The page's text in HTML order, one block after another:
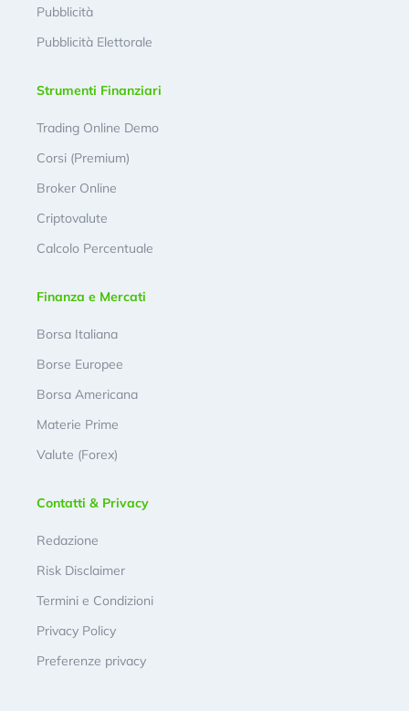
Pubblicità
Pubblicità Elettorale
Strumenti Finanziari
Trading Online Demo
Corsi (Premium)
Broker Online
Criptovalute
Calcolo Percentuale
Finanza e Mercati
Borsa Italiana
Borse Europee
Borsa Americana
Materie Prime
Valute (Forex)
Contatti & Privacy
Redazione
Risk Disclaimer
Termini e Condizioni
Privacy Policy
Preferenze privacy